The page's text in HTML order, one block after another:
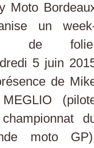
Moto
un
de
5 juin
de
moto